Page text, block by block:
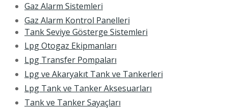
Gaz Alarm Sistemleri
Gaz Alarm Kontrol Panelleri
Tank Seviye Gösterge Sistemleri
Lpg Otogaz Ekipmanları
Lpg Transfer Pompaları
Lpg ve Akaryakıt Tank ve Tankerleri
Lpg Tank ve Tanker Aksesuarları
Tank ve Tanker Sayaçları